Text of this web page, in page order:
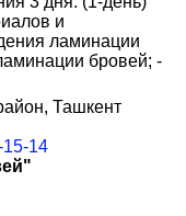
и
ламинации
бровей; -
Ташкент
14